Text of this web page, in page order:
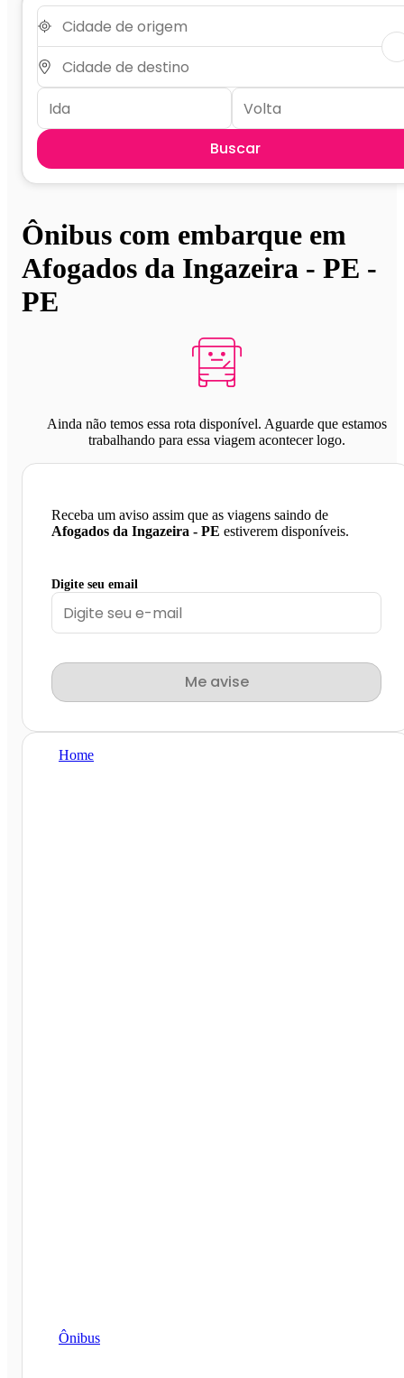
Buscar
Ônibus com embarque em
Afogados da Ingazeira - PE -
PE
Ainda não temos essa rota disponível. Aguarde que estamos
trabalhando para essa viagem acontecer logo.
Receba um aviso assim que as viagens saindo de
Afogados da Ingazeira - PE estiverem disponíveis.
Digite seu email
Me avise
Home
Ônibus